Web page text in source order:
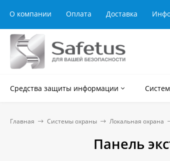
О компании Оплата Доставка
Средства защиты информации
Главная Системы охраны Локальная охрана
Панель